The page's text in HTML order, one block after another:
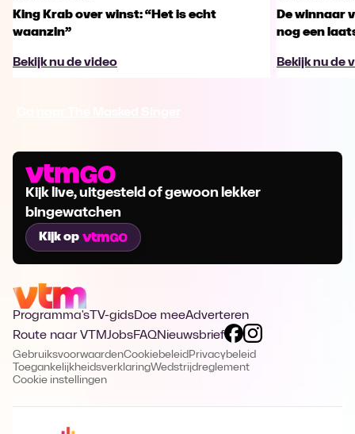
King Krab over winst: “Het is echt
waanzin”
Bekijk nu de video
De winnaar
nog een
Bekijk nu de
Kijk live, uitgesteld of gewoon lekker
bingewatchen
Kijk op
Programma's TV-gidsDoe meeAdverteren
Route naar VTMJobsFAQNieuwsbrief
GebruiksvoorwaardenCookiebeleid Privacybeleid
ToegankelijkheidsverklaringWedstrijdreglement
Cookie instellingen